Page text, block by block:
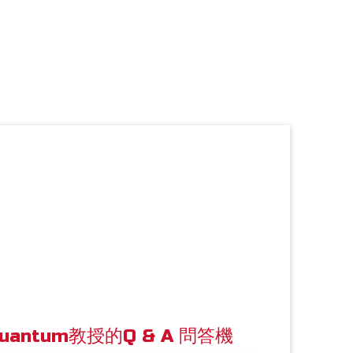
教授的Q & A 問答機